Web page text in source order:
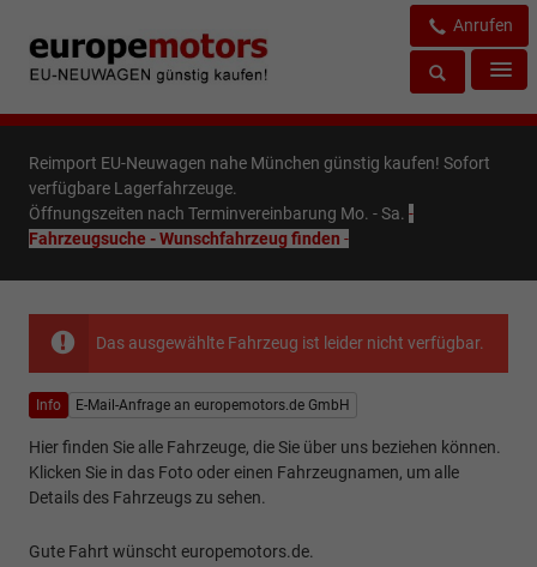
Anrufen
Reimport EU-Neuwagen nahe München günstig kaufen! Sofort
verfügbare Lagerfahrzeuge.
Öffnungszeiten nach Terminvereinbarung Mo. - Sa. -
Fahrzeugsuche - Wunschfahrzeug finden -
Das ausgewählte Fahrzeug ist leider nicht verfügbar.
Info E-Mail-Anfrage an europemotors.de GmbH
Hier finden Sie alle Fahrzeuge, die Sie über uns beziehen können.
Klicken Sie in das Foto oder einen Fahrzeugnamen, um alle
Details des Fahrzeugs zu sehen.
Gute Fahrt wünscht europemotors.de.